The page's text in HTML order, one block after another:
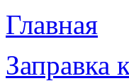
Главная
Заправка